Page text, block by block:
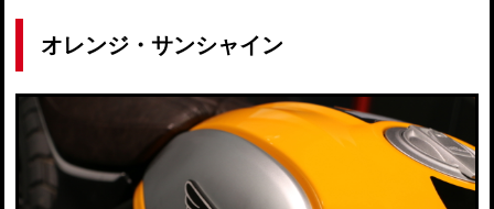
オレンジ・サンシャイン